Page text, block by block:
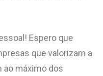
Espero que
que valorizam a
ao máximo dos